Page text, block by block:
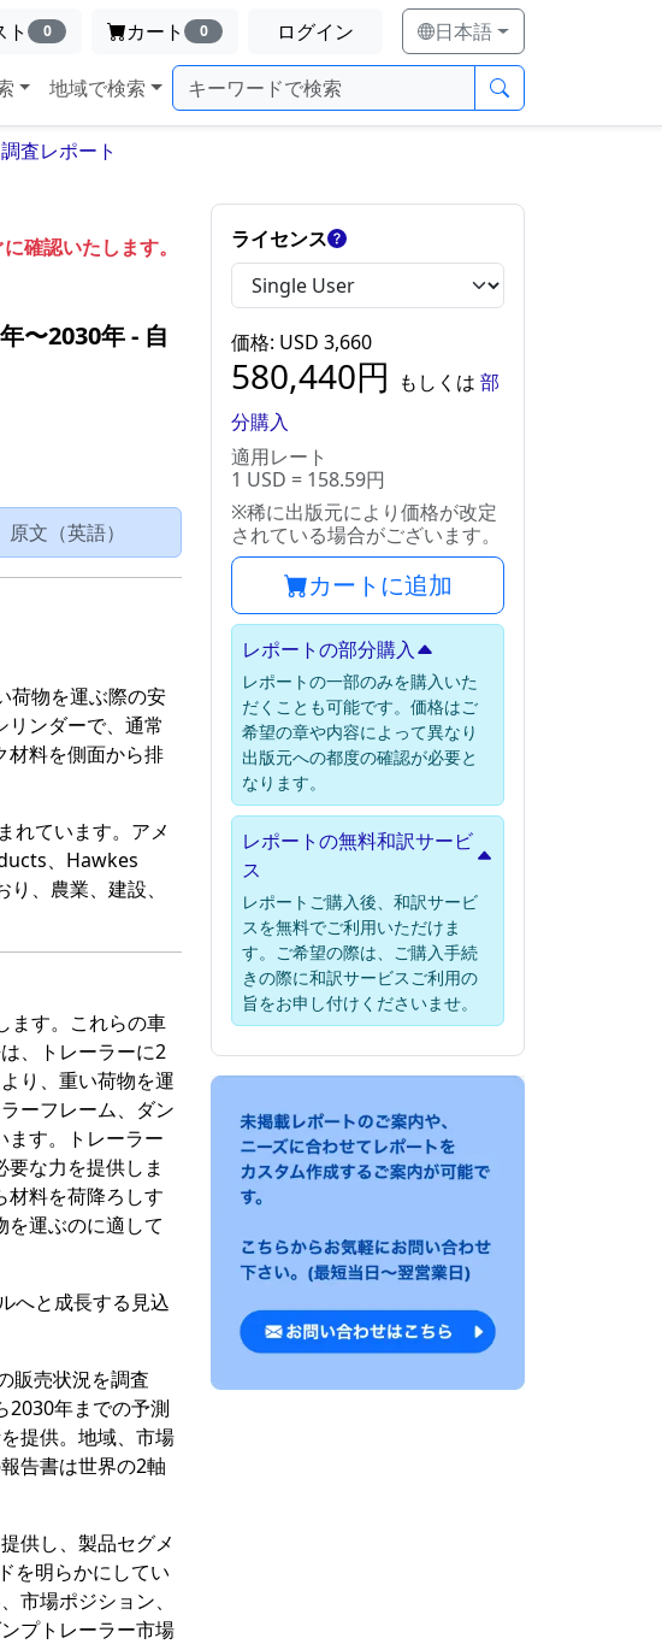
ト 0 カート 0 ログイン 日本語
地域で検索
査レポート
確認いたします。
〜2030年‐ 自
原文（英語）
荷物を運ぶ際の安
ンダーで、通常
材料を側面から排
れています。アメ
、Hawkes
、農業、建設、
ます。これらの車
、トレーラーに2
り、重い荷物を運
ーフレーム、ダン
ます。トレーラー
な力を提供しま
材料を荷降ろしす
を運ぶのに適して
へと成長する見込
販売状況を調査
2030年までの予測
提供。地域、市場
告書は世界の2軸
供し、製品セグメ
を明らかにしてい
市場ポジション、
プトレーラー市場
ライセンス
価格: USD 3,660
580,440円 もしくは 部
分購入
適用レート
1 USD = 158.59円
※稀に出版元により価格が改定
されている場合がございます。
カートに追加
レポートの部分購入
レポートの一部のみを購入いた
だくことも可能です。価格はご
希望の章や内容によって異なり
出版元への都度の確認が必要と
なります。
レポートの無料和訳サービ
ス
レポートご購入後、和訳サービ
スを無料でご利用いただけま
す。ご希望の際は、ご購入手続
きの際に和訳サービスご利用の
旨をお申し付けくださいませ。